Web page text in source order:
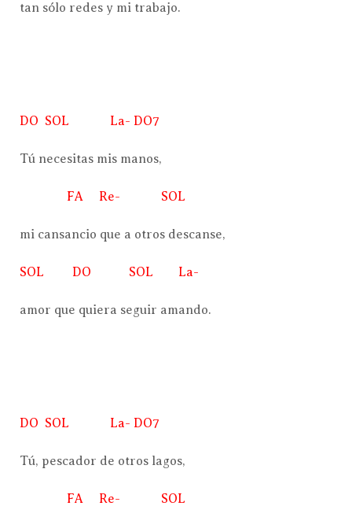
tan sólo redes y mi trabajo.
DO SOL La- DO7
Tú necesitas mis manos,
FA Re- SOL
mi cansancio que a otros descanse,
SOL DO SOL La-
amor que quiera seguir amando.
DO SOL La- DO7
Tú, pescador de otros lagos,
FA Re- SOL